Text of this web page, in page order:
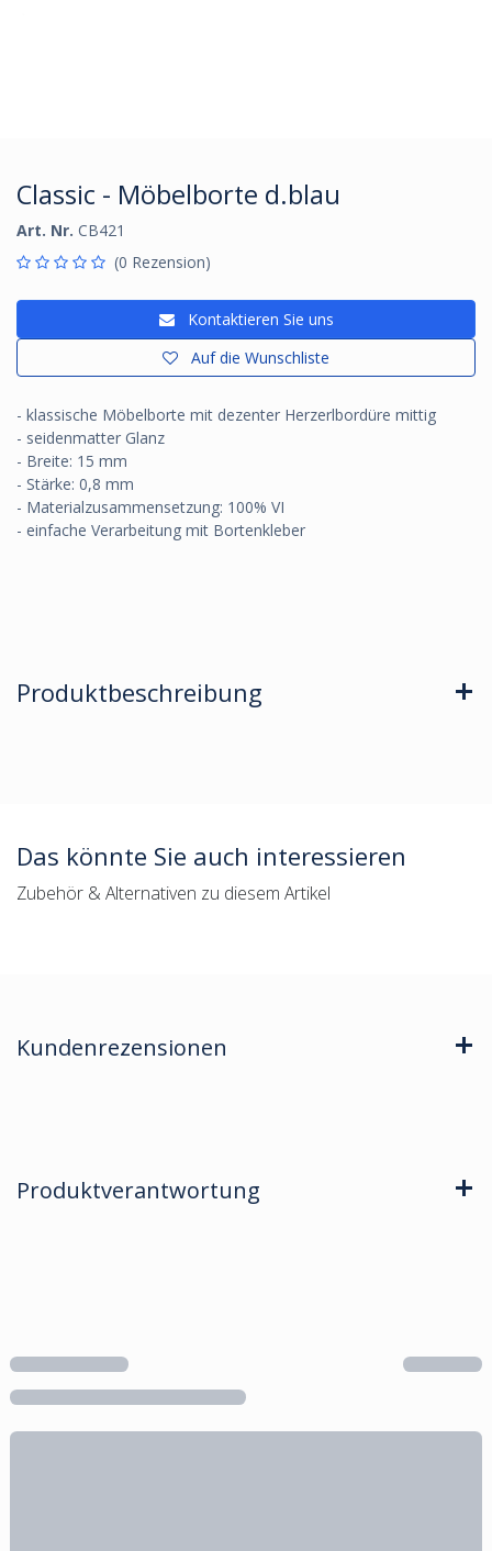
Classic - Möbelborte d.blau
Art. Nr. CB421
(0 Rezension)
Kontaktieren Sie uns
Auf die Wunschliste
- klassische Möbelborte mit dezenter Herzerlbordüre mittig
- seidenmatter Glanz
- Breite: 15 mm
- Stärke: 0,8 mm
- Materialzusammensetzung: 100% VI
- einfache Verarbeitung mit Bortenkleber
Produktbeschreibung
Das könnte Sie auch interessieren
Zubehör & Alternativen zu diesem Artikel
Kundenrezensionen
Produktverantwortung